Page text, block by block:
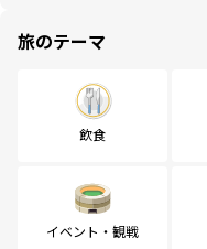
旅のテーマ
飲食
イベント・観戦